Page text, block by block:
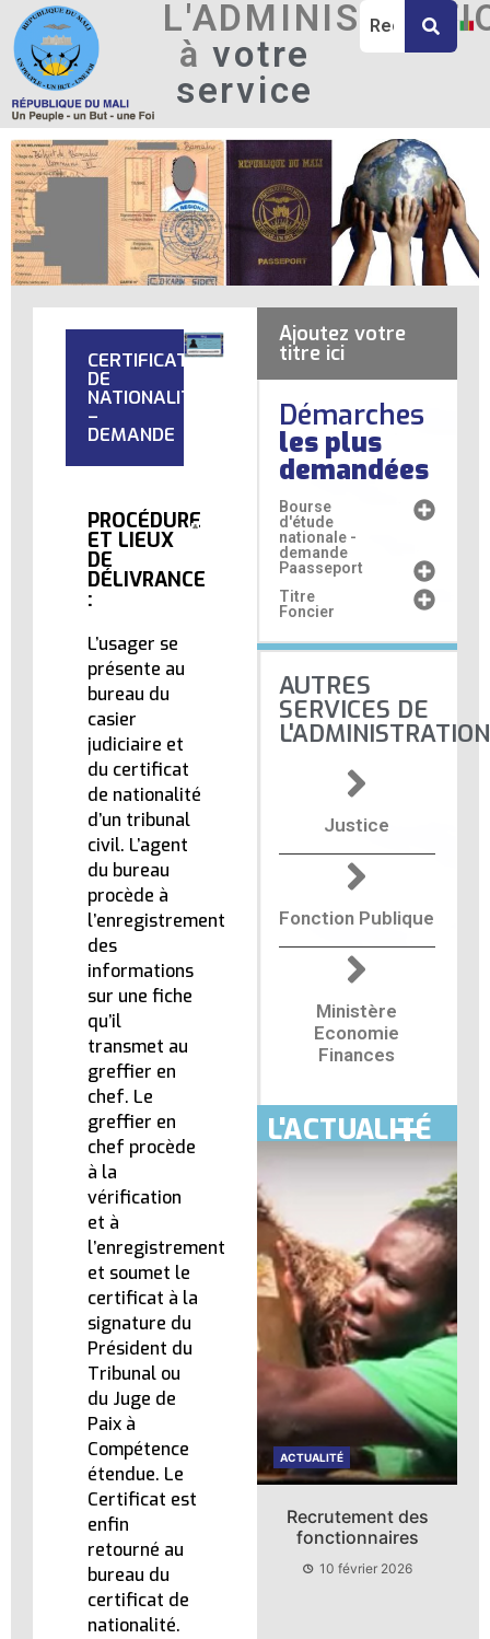
àvotre
service
CERTIFICAT
DE
NATIONALITÉ
–
DEMANDE
PROCÉDURE
ET LIEUX
DE
DÉLIVRANCE
:
L’usager se
présente au
bureau du
casier
judiciaire et
du certificat
de nationalité
d’un tribunal
civil. L’agent
du bureau
procède à
l’enregistrement
des
informations
sur une fiche
qu’il
transmet au
greffier en
chef. Le
greffier en
chef procède
à la
vérification
et à
l’enregistrement
et soumet le
certificat à la
signature du
Président du
Tribunal ou
du Juge de
Paix à
Compétence
étendue. Le
Certificat est
enfin
retourné au
bureau du
certificat de
nationalité.
Ajoutez votre
titre ici
Démarches
les plus
demandées
Bourse
d'étude
nationale -
demande
Paasseport
Titre
Foncier
AUTRES
SERVICES DE
L'ADMINISTRATION
Justice
Fonction Publique
Ministère
Economie
Finances
L'ACTUALITÉ
ACTUALITÉ
Clip de présentation
du site
« l’admnistration à
votre service »
10 février 2026
ACTUALITÉ
Recrutement des
fonctionnaires
10 février 2026